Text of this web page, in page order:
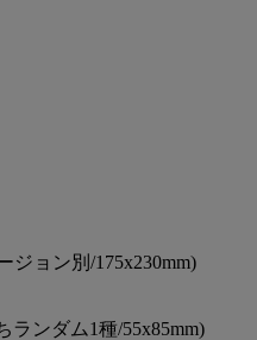
ジョン別/175x230mm)
ランダム1種/55x85mm)